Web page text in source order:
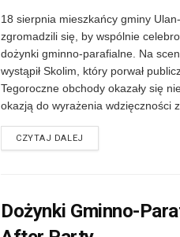
18 sierpnia mieszkańcy gminy
zgromadzili się, by wspólnie
dożynki gminno-parafialne. Na
wystąpił Skolim, który porwał
Tegoroczne obchody okazały się
okazją do wyrażenia wdzięczności
CZYTAJ DALEJ
Dożynki Gminno-